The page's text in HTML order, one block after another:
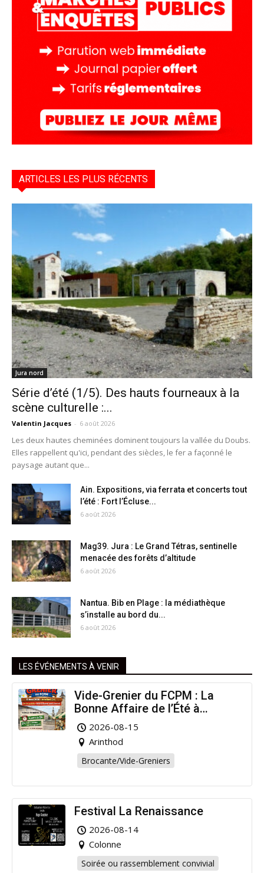
ARTICLES LES PLUS RÉCENTS
Jura nord
Série d’été (1/5). Des hauts fourneaux à la
scène culturelle :...
Valentin Jacques - 6 août 2026
Les deux hautes cheminées dominent toujours la vallée du Doubs.
Elles rappellent qu'ici, pendant des siècles, le fer a façonné le
paysage autant que...
Ain. Expositions, via ferrata et concerts tout
l’été : Fort l’Écluse...
6 août 2026
Mag39. Jura : Le Grand Tétras, sentinelle
menacée des forêts d’altitude
6 août 2026
Nantua. Bib en Plage : la médiathèque
s’installe au bord du...
6 août 2026
LES ÉVÉNEMENTS À VENIR
Vide-Grenier du FCPM : La
Bonne Affaire de l’Été à
Arinthod !
2026-08-15
Arinthod
Brocante/Vide-Greniers
Festival La Renaissance
2026-08-14
Colonne
Soirée ou rassemblement convivial